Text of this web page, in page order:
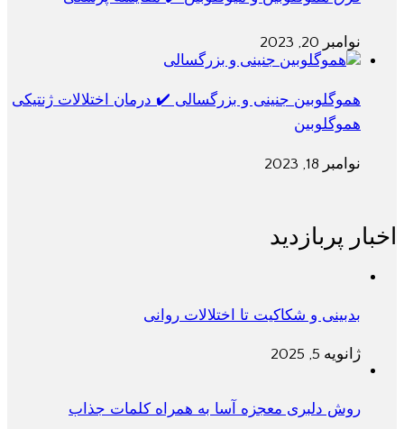
نوامبر 20, 2023
هموگلوبین جنینی و بزرگسالی ✔️ درمان اختلالات ژنتیکی
هموگلوبین
نوامبر 18, 2023
اخبار پربازدید
بدبینی و شکاکیت تا اختلالات روانی
ژانویه 5, 2025
روش دلبری معجزه آسا به همراه کلمات جذاب